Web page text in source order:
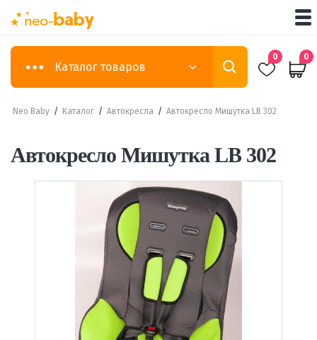
Каталог товаров
0 0
Neo Baby / Каталог / Автокресла / Автокресло Мишутка LB 302
Автокресло Мишутка LB 302